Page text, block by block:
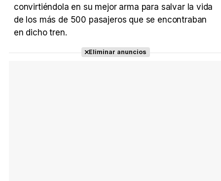
convirtiéndola en su mejor arma para salvar la vida
de los más de 500 pasajeros que se encontraban
en dicho tren.
Eliminar anuncios